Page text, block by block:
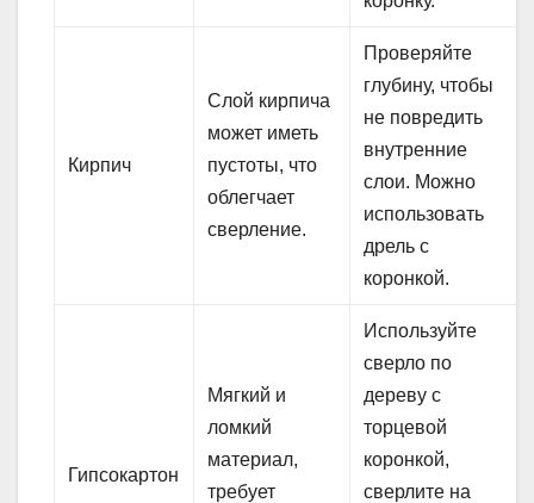
Кирпич
Слой кирпича
может иметь
пустоты, что
облегчает
сверление.
Проверяйте
глубину, чтобы
не повредить
внутренние
слои. Можно
использовать
дрель с
коронкой.
Гипсокартон
Мягкий и
ломкий
материал,
требует
Используйте
сверло по
дереву с
торцевой
коронкой,
сверлите на